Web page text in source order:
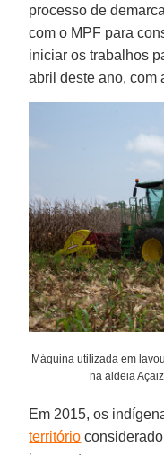
processo de
com o MPF para
iniciar os trabalhos
abril deste ano, com
Máquina utilizada em
na aldeia
Em 2015, os
território